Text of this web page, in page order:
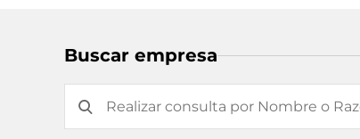
Buscar empresa